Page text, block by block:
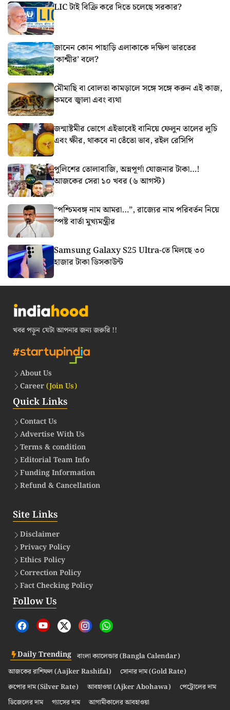
LIC টাই বিক্রি করে দিতে চলেছে সরকার?
জানেন কোন পাহাড়ি এলাকাকে দক্ষিণ ভারতের
‘কাশ্মীর’ বলে?
মৌমাছি বা বোলতা কামড়ালে সঙ্গে সঙ্গে করুন এই কাজ,
কমবে জ্বালা এবং ব্যথা
জন্মাষ্টমীর ভোগে এইভাবেই বানিয়ে ফেলুন তালের লুচি
এবং ক্ষীর, থাকবে না তেঁতো ভাব, রইল রেসিপি
পুলিশের তোলাবাজি, অন্নপূর্ণা যোজনার টাকা…!
আজকের সেরা ১০ খবর (৬ আগস্ট)
“পশ্চিমবঙ্গ নাম আমরা…”, রাজ্যের নাম পরিবর্তন নিয়ে
স্পষ্ট বার্তা মুখ্যমন্ত্রীর
Samsung Galaxy S25 Ultra-তে মিলছে ৩০
হাজার টাকা ডিসকাউন্ট
খবর পড়ুন যেটা আপনার জন্য জরুরি !!
About Us
Career(Join Us)
Quick Links
Contact Us
Advertise With Us
Terms & condition
Editorial Team Info
Funding Information
Refund & Cancellation
Site Links
Disclaimer
Privacy Policy
Ethics Policy
Correction Policy
Fact Checking Policy
Follow Us
Daily Trending বাংলা ক্যালেন্ডার (Bangla Calendar)
আজকের রাশিফল (Aajker Rashifal)
সোনার দাম (Gold Rate)
রুপোর দাম (Silver Rate)
আবহাওয়া (Ajker Abohawa)
পেট্রোলের দাম
ডিজেলের দাম
গ্যাসের দাম আগামীকালের আবহাওয়া